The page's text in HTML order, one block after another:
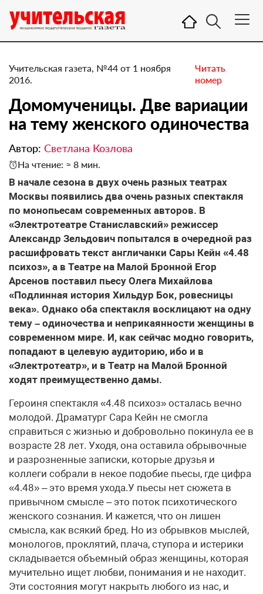
Учительская газета, №44 от 1 ноября
2016.
Читать
номер
Домомученицы. Две вариации
на тему женского одиночества
Автор: Светлана Козлова
На чтение: ≈ 8 мин.
В начале сезона в двух очень разных театрах
Москвы появились два очень разных спектакля
по монопьесам современных авторов. В
«Электротеатре Станиславский» режиссер
Александр Зельдович попытался в очередной раз
расшифровать текст англичанки Сары Кейн «4.48
психоз», а в Театре на Малой Бронной Егор
Арсенов поставил пьесу Олега Михайлова
«Подлинная история Хильдур Бок, ровесницы
века». Однако оба спектакля восклицают на одну
тему – одиночества и неприкаянности женщины в
современном мире. И, как сейчас модно говорить,
попадают в целевую аудиторию, ибо и в
«Электротеатр», и в Театр на Малой Бронной
ходят преимущественно дамы.
Героиня спектакля «4.48 психоз» осталась вечно
молодой. Драматург Сара Кейн не смогла
справиться с жизнью и добровольно покинула ее в
возрасте 28 лет. Уходя, она оставила обрывочные
и разрозненные записки, которые друзья и
коллеги собрали в некое подобие пьесы, где цифра
«4.48» – это время ухода.У пьесы нет сюжета в
привычном смысле – это поток психотического
женского сознания. И кажется, что он лишен
смысла, как всякий бред. Но из обрывков мыслей,
монологов, проклятий, плача, ступора и истерики
складывается объемный образ женщины, которая
мучительно ищет любви, понимания и не находит.
Эти состояния могут накрыть любого из нас, и